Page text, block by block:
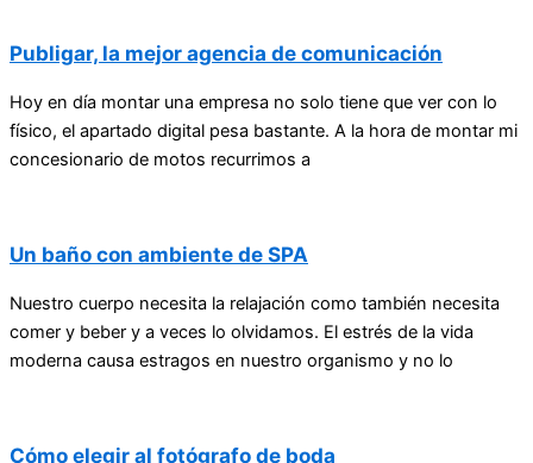
Publigar, la mejor agencia de comunicación
Hoy en día montar una empresa no solo tiene que ver con lo
físico, el apartado digital pesa bastante. A la hora de montar mi
concesionario de motos recurrimos a
Un baño con ambiente de SPA
Nuestro cuerpo necesita la relajación como también necesita
comer y beber y a veces lo olvidamos. El estrés de la vida
moderna causa estragos en nuestro organismo y no lo
Cómo elegir al fotógrafo de boda